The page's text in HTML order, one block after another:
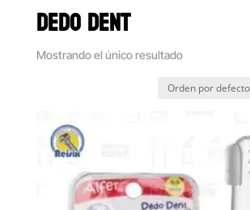
DEDO DENT
Mostrando el único resultado